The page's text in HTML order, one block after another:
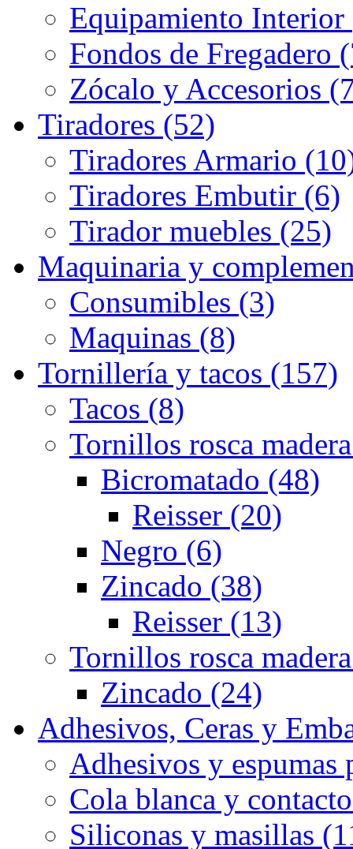
Equipamiento Interior
Fondos de Fregadero
Zócalo y Accesorios
Tiradores (52)
Tiradores Armario
Tiradores Embutir (6)
Tirador muebles (25)
Maquinaria y
Consumibles (3)
Maquinas (8)
Tornillería y tacos (157)
Tacos (8)
Tornillos rosca
Bicromatado (48)
Reisser (20)
Negro (6)
Zincado (38)
Reisser (13)
Tornillos rosca
Zincado (24)
Adhesivos, Ceras y
Adhesivos y
Cola blanca y
Siliconas y masillas